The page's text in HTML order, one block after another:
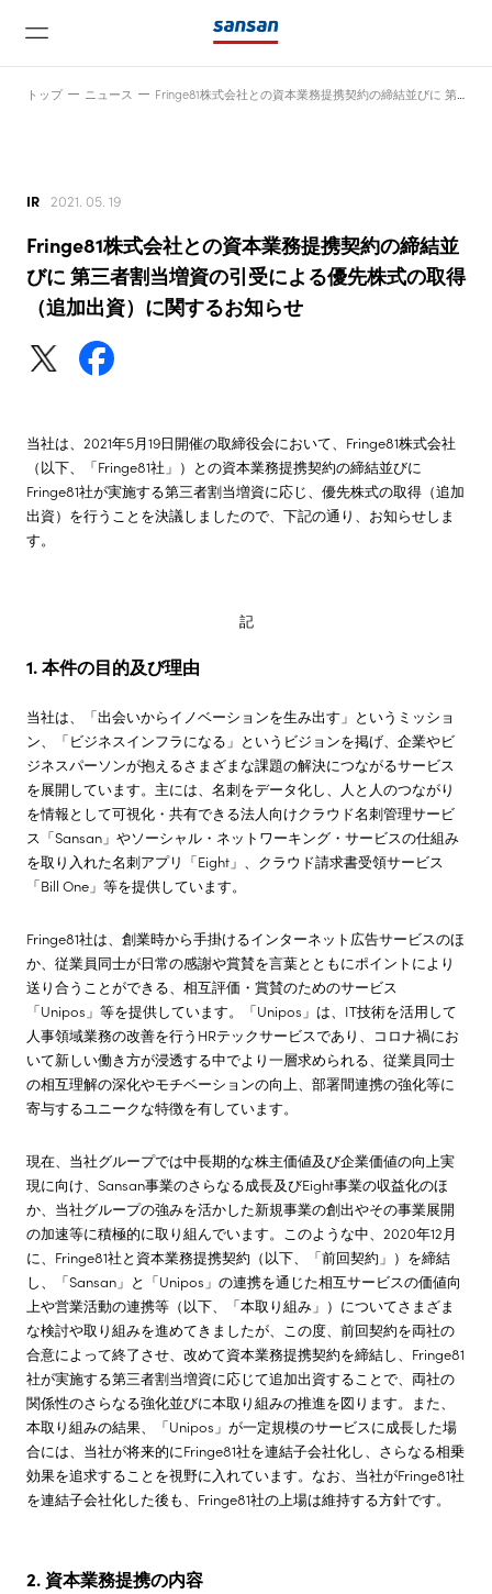
ニュース
サービス
会社情報
株主・投資家情報
採用情報
トップ ニュース
IR 2021. 05. 19
Fringe81株式会社との資本業務提携契約の締結並
びに 第三者割当増資の引受による優先株式の取得
（追加出資）に関するお知らせ
当社は、2021年5月19日開催の取締役会において、Fringe81株式会社
（以下、「Fringe81社」）との資本業務提携契約の締結並びに
Fringe81社が実施する第三者割当増資に応じ、優先株式の取得（追加
出資）を行うことを決議しましたので、下記の通り、お知らせしま
す。
記
1. 本件の目的及び理由
当社は、「出会いからイノベーションを生み出す」というミッショ
ン、「ビジネスインフラになる」というビジョンを掲げ、企業やビ
ジネスパーソンが抱えるさまざまな課題の解決につながるサービス
を展開しています。主には、名刺をデータ化し、人と人のつながり
を情報として可視化・共有できる法人向けクラウド名刺管理サービ
ス「Sansan」やソーシャル・ネットワーキング・サービスの仕組み
を取り入れた名刺アプリ「Eight」、クラウド請求書受領サービス
「Bill One」等を提供しています。
Fringe81社は、創業時から手掛けるインターネット広告サービスのほ
か、従業員同士が日常の感謝や賞賛を言葉とともにポイントにより
送り合うことができる、相互評価・賞賛のためのサービス
「Unipos」等を提供しています。「Unipos」は、IT技術を活用して
人事領域業務の改善を行うHRテックサービスであり、コロナ禍にお
いて新しい働き方が浸透する中でより一層求められる、従業員同士
の相互理解の深化やモチベーションの向上、部署間連携の強化等に
寄与するユニークな特徴を有しています。
現在、当社グループでは中長期的な株主価値及び企業価値の向上実
現に向け、Sansan事業のさらなる成長及びEight事業の収益化のほ
か、当社グループの強みを活かした新規事業の創出やその事業展開
の加速等に積極的に取り組んでいます。このような中、2020年12月
に、Fringe81社と資本業務提携契約（以下、「前回契約」）を締結
し、「Sansan」と「Unipos」の連携を通じた相互サービスの価値向
上や営業活動の連携等（以下、「本取り組み」）についてさまざま
な検討や取り組みを進めてきましたが、この度、前回契約を両社の
合意によって終了させ、改めて資本業務提携契約を締結し、Fringe81
社が実施する第三者割当増資に応じて追加出資することで、両社の
関係性のさらなる強化並びに本取り組みの推進を図ります。また、
本取り組みの結果、「Unipos」が一定規模のサービスに成長した場
合には、当社が将来的にFringe81社を連結子会社化し、さらなる相乗
効果を追求することを視野に入れています。なお、当社がFringe81社
を連結子会社化した後も、Fringe81社の上場は維持する方針です。
2. 資本業務提携の内容